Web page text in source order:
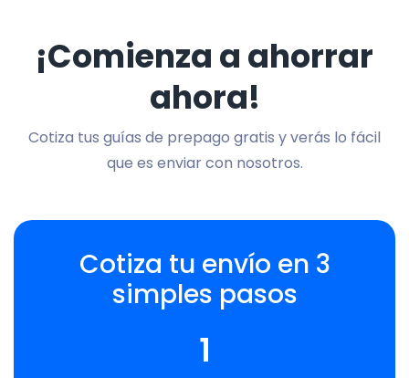
¡Comienza a ahorrar
ahora!
Cotiza tus guías de prepago gratis y verás lo fácil
que es enviar con nosotros.
Cotiza tu envío en 3
simples pasos
1